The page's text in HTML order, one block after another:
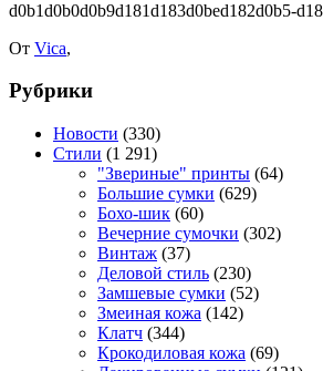
От Vica,
Рубрики
Новости (330)
Стили (1 291)
"Звериные" принты (64)
Большие сумки (629)
Бохо-шик (60)
Вечерние сумочки (302)
Винтаж (37)
Деловой стиль (230)
Замшевые сумки (52)
Змеиная кожа (142)
Клатч (344)
Крокодиловая кожа (69)